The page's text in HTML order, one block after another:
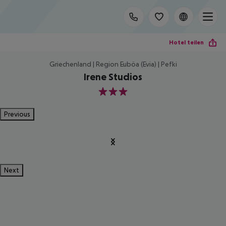
Hotel teilen
Griechenland | Region Euböa (Evia) | Pefki
Irene Studios
3
Previous
Next